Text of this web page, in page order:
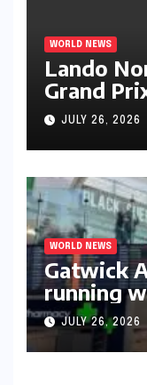
WORLD NEWS
Lando
Grand
triumph
JULY 26, 2026
WORLD NEWS
Gatwick
running
outage​​
JULY 26, 2026